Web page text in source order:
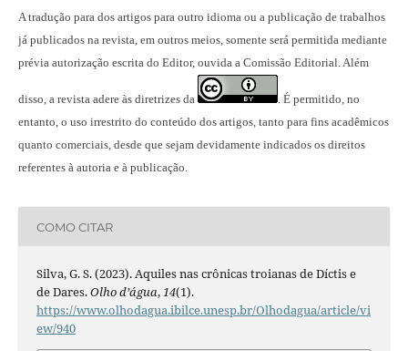
A tradução para dos artigos para outro idioma ou a publicação de trabalhos
já publicados na revista, em outros meios, somente será permitida mediante
prévia autorização escrita do Editor, ouvida a Comissão Editorial. Além
disso, a revista adere às diretrizes da . É permitido, no
entanto, o uso irrestrito do conteúdo dos artigos, tanto para fins acadêmicos
quanto comerciais, desde que sejam devidamente indicados os direitos
referentes à autoria e à publicação.
COMO CITAR
Silva, G. S. (2023). Aquiles nas crônicas troianas de Díctis e
de Dares.Olho d’água,14(1).
https://www.olhodagua.ibilce.unesp.br/Olhodagua/article/vi
ew/940